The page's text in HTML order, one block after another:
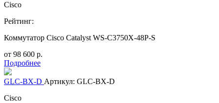
Cisco
Рейтинг:
Коммутатор Cisco Catalyst WS-C3750X-48P-S
от 98 600 р.
Подробнее
GLC-BX-D Артикул: GLC-BX-D
Cisco